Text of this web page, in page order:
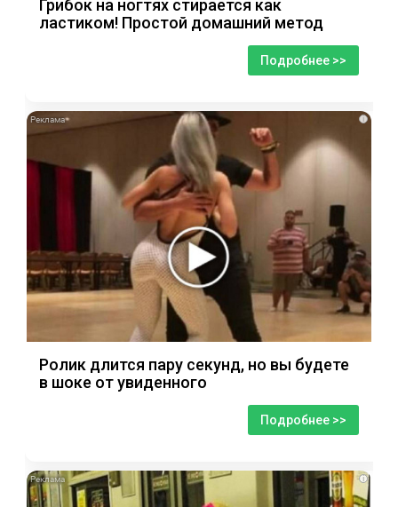
Грибок на ногтях стирается как
ластиком! Простой домашний метод
Подробнее >>
i
Ролик длится пару секунд, но вы будете
в шоке от увиденного
Подробнее >>
i